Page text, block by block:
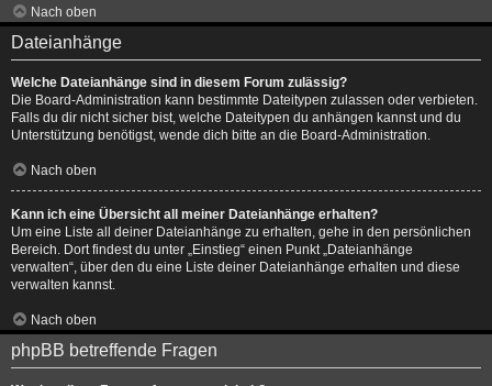
Nach oben
Dateianhänge
Welche Dateianhänge sind in diesem Forum zulässig?
Die Board-Administration kann bestimmte Dateitypen zulassen oder verbieten.
Falls du dir nicht sicher bist, welche Dateitypen du anhängen kannst und du
Unterstützung benötigst, wende dich bitte an die Board-Administration.
Nach oben
Kann ich eine Übersicht all meiner Dateianhänge erhalten?
Um eine Liste all deiner Dateianhänge zu erhalten, gehe in den persönlichen
Bereich. Dort findest du unter „Einstieg“ einen Punkt „Dateianhänge
verwalten“, über den du eine Liste deiner Dateianhänge erhalten und diese
verwalten kannst.
Nach oben
phpBB betreffende Fragen